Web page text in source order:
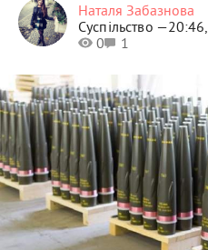
Наталя Забазнова
Суспільство —
0
1